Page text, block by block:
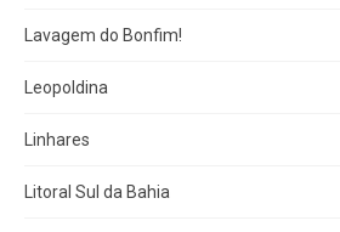
Lavagem do Bonfim!
Leopoldina
Linhares
Litoral Sul da Bahia